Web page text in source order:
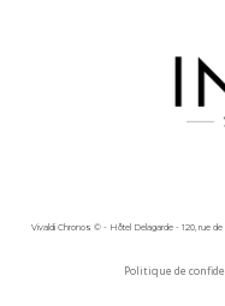
Vivaldi Chronos © - Hôtel Delagarde - 120, rue
Politique de